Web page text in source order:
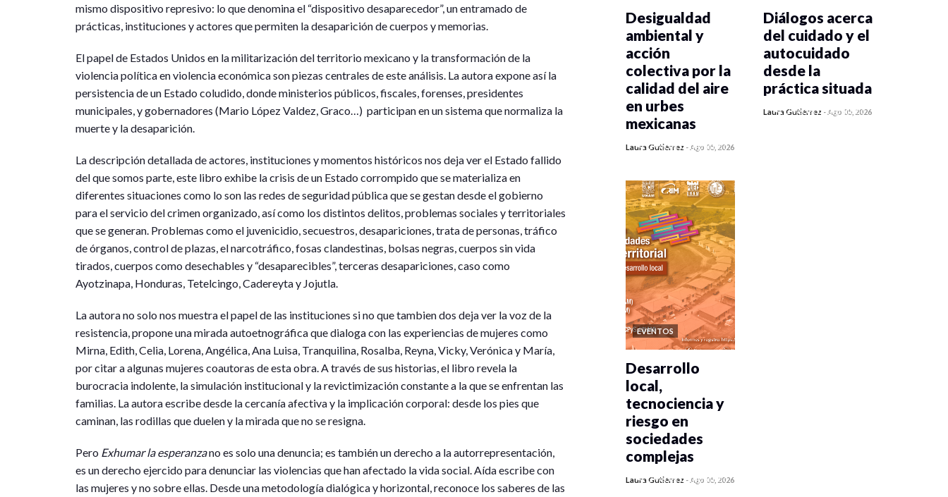
mismo dispositivo represivo: lo que denomina el “dispositivo desaparecedor”, un entramado de
prácticas, instituciones y actores que permiten la desaparición de cuerpos y memorias.
El papel de Estados Unidos en la militarización del territorio mexicano y la transformación de la
violencia política en violencia económica son piezas centrales de este análisis. La autora expone así la
persistencia de un Estado coludido, donde ministerios públicos, fiscales, forenses, presidentes
municipales, y gobernadores (Mario López Valdez, Graco…) participan en un sistema que normaliza la
muerte y la desaparición.
La descripción detallada de actores, instituciones y momentos históricos nos deja ver el Estado fallido
del que somos parte, este libro exhibe la crisis de un Estado corrompido que se materializa en
diferentes situaciones como lo son las redes de seguridad pública que se gestan desde el gobierno
para el servicio del crimen organizado, así como los distintos delitos, problemas sociales y territoriales
que se generan. Problemas como el juvenicidio, secuestros, desapariciones, trata de personas, tráfico
de órganos, control de plazas, el narcotráfico, fosas clandestinas, bolsas negras, cuerpos sin vida
tirados, cuerpos como desechables y “desaparecibles”, terceras desapariciones, caso como
Ayotzinapa, Honduras, Tetelcingo, Cadereyta y Jojutla.
La autora no solo nos muestra el papel de las instituciones si no que tambien dos deja ver la voz de la
resistencia, propone una mirada autoetnográfica que dialoga con las experiencias de mujeres como
Mirna, Edith, Celia, Lorena, Angélica, Ana Luisa, Tranquilina, Rosalba, Reyna, Vicky, Verónica y María,
por citar a algunas mujeres coautoras de esta obra. A través de sus historias, el libro revela la
burocracia indolente, la simulación institucional y la revictimización constante a la que se enfrentan las
familias. La autora escribe desde la cercanía afectiva y la implicación corporal: desde los pies que
caminan, las rodillas que duelen y la mirada que no se resigna.
Pero Exhumar la esperanzano es solo una denuncia; es también un derecho a la autorrepresentación,
es un derecho ejercido para denunciar las violencias que han afectado la vida social. Aída escribe con
las mujeres y no sobre ellas. Desde una metodología dialógica y horizontal, reconoce los saberes de las
0 veces compartido
Desigualdad
ambiental y
acción
colectiva por la
calidad del aire
en urbes
mexicanas
Laura Gutiérrez -Ago 05, 2026
0 veces compartido
Diálogos acerca
del cuidado y el
autocuidado
desde la
práctica situada
Laura Gutiérrez -Ago 05, 2026
EVENTOS
0 veces compartido
Desarrollo
local,
tecnociencia y
riesgo en
sociedades
complejas
Laura Gutiérrez -Ago 05, 2026